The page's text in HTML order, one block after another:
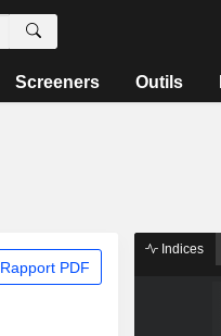
Screeners Outils
Rapport PDF
Indices